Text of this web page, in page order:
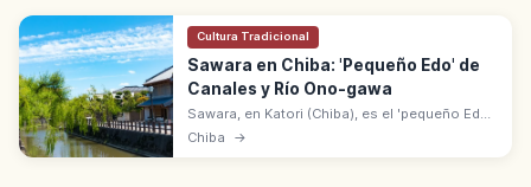
Cultura Tradicional
Sawara en Chiba: 'Pequeño Edo' de
Canales y Río Ono-gawa
Sawara, en Katori (Chiba), es el 'pequeño Edo'
con casas tradicionales junto al río Ono-
Chiba →